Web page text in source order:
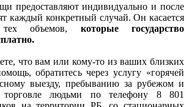
предоставляют индивидуально и после
каждый конкретный случай. Он касается
объемов, которые государство
что вам или кому-то из ваших близких
обратитесь через услугу «горячей
выезду, пребыванию за рубежом и
торговле людьми по телефону 8 801